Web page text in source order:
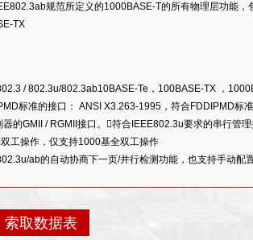
规范所定义的1000BASE-T的所有物理层功能
TX
/ 802.3u/802.3ab10BASE-Te，100BASE-TX ，
标准的接口： ANSI X3.263-1995，符合FDDIPMD标
的GMII / RGMII接口。符合IEEE802.3u要求的串行管理
工操作，仅支持1000基全双工操作
ab的自动协商下一页/并行检测功能，也支持手动配置
正（BLW）电路
复算法
索取数据表